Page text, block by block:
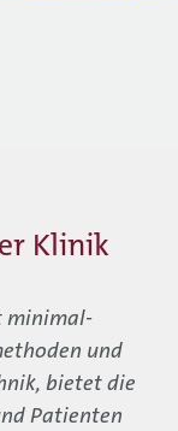
Klinik
minimal-
und
bietet die
Patienten